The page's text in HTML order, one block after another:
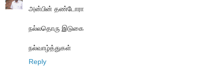
அன்பின் தண்டோரா
நல்லதொரு இடுகை
நல்வாழ்த்துகள்
Reply